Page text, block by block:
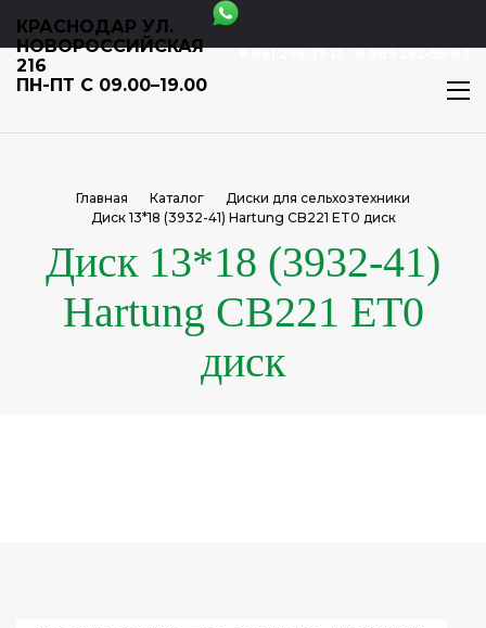
КРАСНОДАР УЛ.
НОВОРОССИЙСКАЯ
216
ПН-ПТ С 09.00–19.00
8 861 298-17-12 8 989 262-55-83
Главная Каталог
Диски для сельхозтехники
Диск 13*18 (3932-41) Hartung CB221 ET0 диск
Диск 13*18 (3932-41)
Hartung CB221 ET0
диск